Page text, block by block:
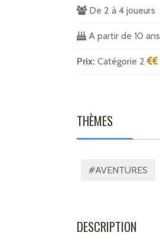
De 2 à 4 joueurs
A partir de 10 ans
Prix: Catégorie 2
THÈMES
#AVENTURES
DESCRIPTION